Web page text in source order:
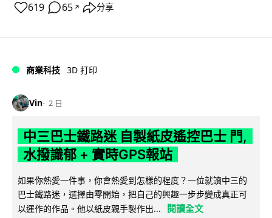
619 65 ↗ 分享
商業科技 3D 打印
Vin 2 日
中三巴士鐵路迷 自製紙皮遙控巴士 門,
水撥識郁 + 實時GPS報站
如果你熱愛一件事，你會熱愛到怎樣的程度？一位就讀中三的
巴士鐵路迷，選擇由零開始，把自己的興趣一步步變成真正可
以運作的作品。他以紙皮親手製作出...
閱讀全文